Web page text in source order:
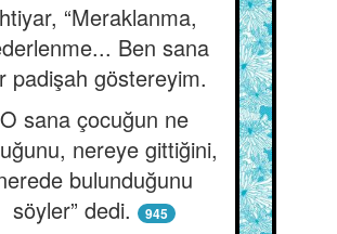
“Meraklanma,
Ben sana
padişah göstereyim.
O sana çocuğun ne
nereye gittiğini,
bulunduğunu
söyler” dedi.
945